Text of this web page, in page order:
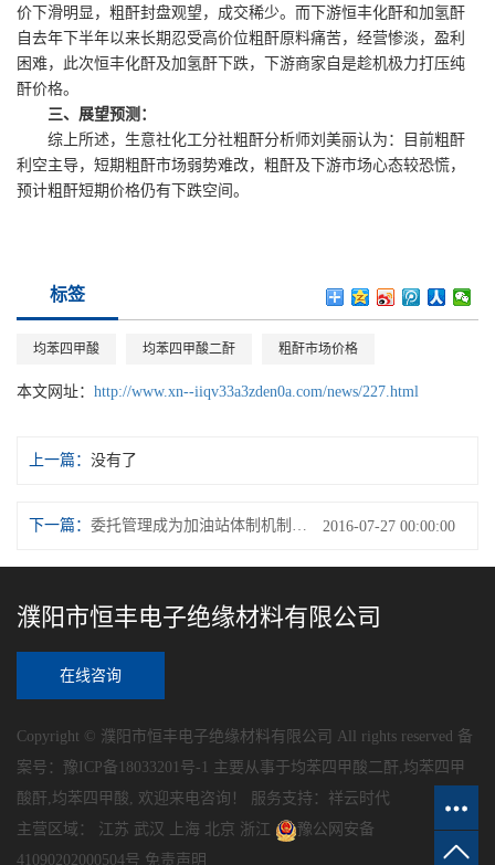
价下滑明显，粗酐封盘观望，成交稀少。而下游恒丰化酐和加氢酐
自去年下半年以来长期忍受高价位粗酐原料痛苦，经营惨淡，盈利
困难，此次恒丰化酐及加氢酐下跌，下游商家自是趁机极力打压纯
酐价格。
三、展望预测：
综上所述，生意社化工分社粗酐分析师刘美丽认为：目前粗酐
利空主导，短期粗酐市场弱势难改，粗酐及下游市场心态较恐慌，
预计粗酐短期价格仍有下跌空间。
标签
均苯四甲酸 均苯四甲酸二酐 粗酐市场价格
本文网址： http://www.xn--iiqv33a3zden0a.com/news/227.html
上一篇： 没有了
下一篇： 委托管理成为加油站体制机制改革重要举措 2016-07-27 00:00:00
濮阳市恒丰电子绝缘材料有限公司
在线咨询
Copyright © 濮阳市恒丰电子绝缘材料有限公司 All rights reserved 备
案号： 豫ICP备18033201号-1 主要从事于均苯四甲酸二酐, 均苯四甲
酸酐, 均苯四甲酸, 欢迎来电咨询！ 服务支持： 祥云时代
主营区域： 江苏 武汉 上海 北京 浙江
豫公网安备
41090202000504号 免责声明